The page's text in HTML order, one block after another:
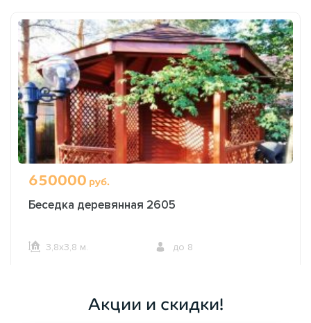
650000 руб.
Беседка деревянная 2605
3,8х3,8 м. до 8
Акции и скидки!